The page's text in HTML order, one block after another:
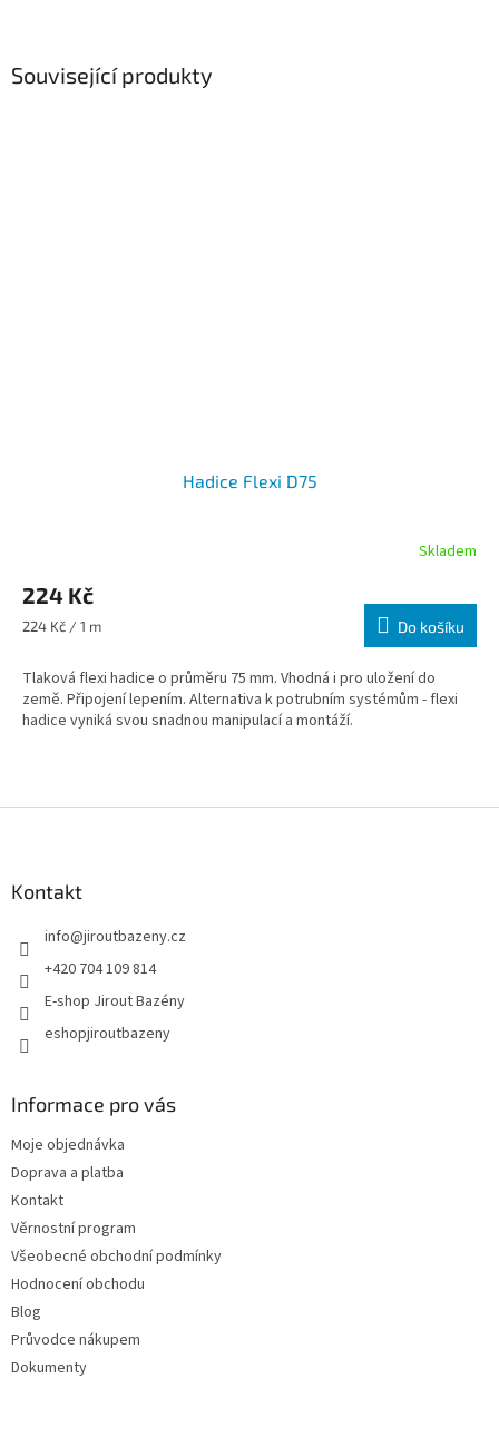
Související produkty
Hadice Flexi D75
Skladem
224 Kč
Měrná cena:
224 Kč / 1 m Do košíku
Tlaková flexi hadice o průměru 75 mm. Vhodná i pro uložení do
země. Připojení lepením. Alternativa k potrubním systémům - flexi
hadice vyniká svou snadnou manipulací a montáží.
Kontakt
info@jiroutbazeny.cz
+420 704 109 814
E-shop Jirout Bazény
eshopjiroutbazeny
Informace pro vás
Moje objednávka
Doprava a platba
Kontakt
Věrnostní program
Všeobecné obchodní podmínky
Hodnocení obchodu
Blog
Průvodce nákupem
Dokumenty